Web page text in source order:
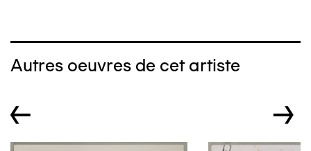
Autres oeuvres de cet artiste
← →